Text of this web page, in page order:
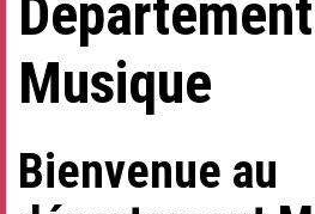
Département
Musique
Bienvenue au